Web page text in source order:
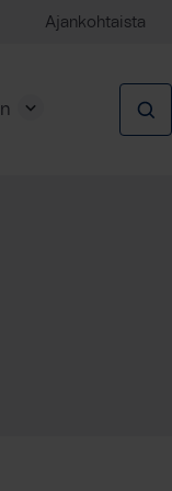
Ajankohtaista